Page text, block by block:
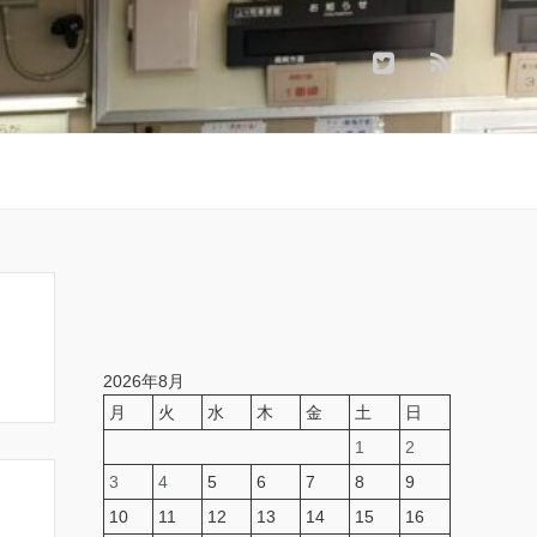
2026年8月
月
火 水 木 金 土
日
1
2
3
4 5 6 7 8
9
10
11 12 13 14 15 16